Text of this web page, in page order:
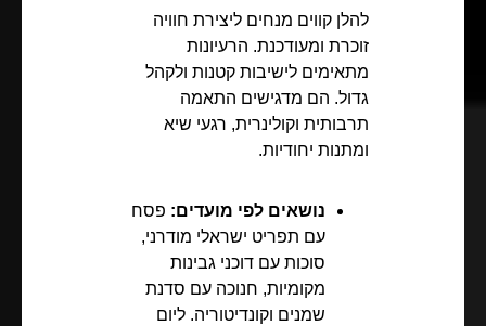
להלן קווים מנחים ליצירת חוויה
זוכרת ומעודכנת. הרעיונות
מתאימים לישיבות קטנות ולקהל
גדול. הם מדגישים התאמה
תרבותית וקולינרית, רגעי שיא
ומתנות יחודיות.
נושאים לפי מועדים: פסח
עם תפריט ישראלי מודרני,
סוכות עם דוכני גבינות
מקומיות, חנוכה עם סדנת
שמנים וקונדיטוריה. ליום